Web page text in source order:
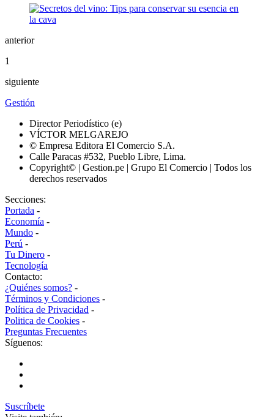
anterior
1
siguiente
Gestión
Director Periodístico (e)
VÍCTOR MELGAREJO
© Empresa Editora El Comercio S.A.
Calle Paracas #532, Pueblo Libre, Lima.
Copyright© | Gestion.pe | Grupo El Comercio | Todos los
derechos reservados
Secciones:
Portada -
Economía -
Mundo -
Perú -
Tu Dinero -
Tecnología
Contacto:
¿Quiénes somos? -
Términos y Condiciones -
Política de Privacidad -
Politica de Cookies -
Preguntas Frecuentes
Síguenos:
Suscríbete